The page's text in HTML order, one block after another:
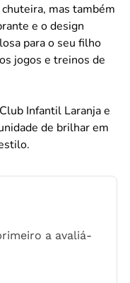
mas também
e o design
para o seu filho
jogos e treinos de
Infantil Laranja e
de brilhar em
a avaliá-